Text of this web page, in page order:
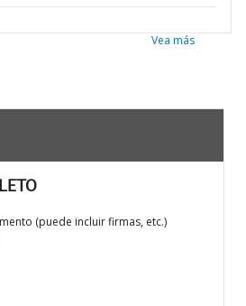
Vea más
(puede incluir firmas, etc.)